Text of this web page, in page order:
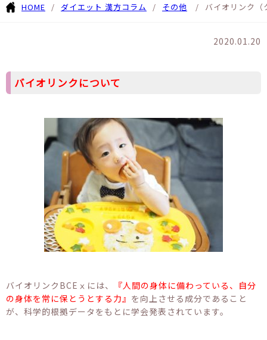
HOME ダイエット 漢方コラム その他 バイオリンク（
2020.01.20
バイオリンクについて
バイオリンクBCEⅹには、
『人間の身体に備わっている、自分
の身体を常に保とうとする力』 を向上させる成分であること
が、科学的根拠データをもとに学会発表されています。